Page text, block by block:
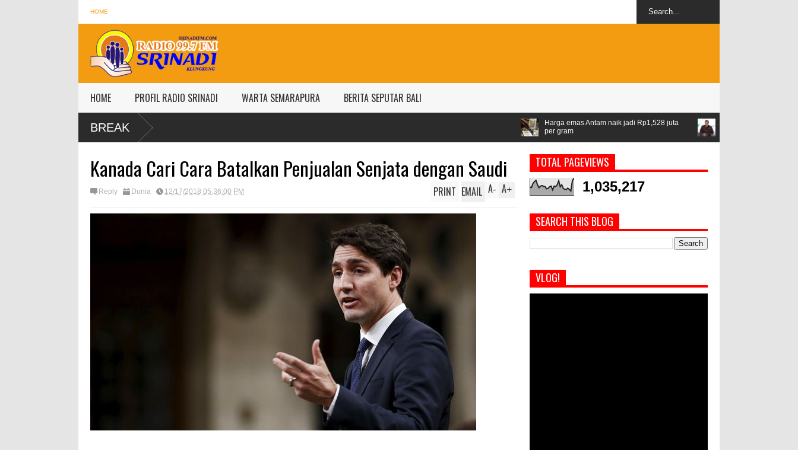
HOME
HOME PROFIL RADIO SRINADI WARTA SEMARAPURA BERITA SEPUTAR BALI
BREAK
Harga emas Antam naik jadi Rp1,528 juta
Airlangga: ASEAN jadi kawasan stabil di tengah
Kanada Cari Cara Batalkan Penjualan Senjata dengan Saudi
Reply Dunia 12/17/2018 05:36:00 PM A+
A-
PRINT EMAIL
TOTAL PAGEVIEWS
1,035,217
SEARCH THIS BLOG
VLOG!